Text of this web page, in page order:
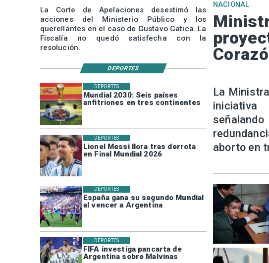
Mundial 2030: Seis países
anfitriones en tres continentes
DEPORTES
Lionel Messi llora tras derrota
en Final Mundial 2026
DEPORTES
España gana su segundo Mundial
al vencer a Argentina
DEPORTES
FIFA investiga pancarta de
Argentina sobre Malvinas
DEPORTES
La Corte de Apelaciones desestimó las
acciones del Ministerio Público y los
querellantes en el caso de Gustavo Gatica. La
Fiscalía no quedó satisfecha con la
resolución.
NACIONAL
La
iniciativa
aborto en
DEPORTES